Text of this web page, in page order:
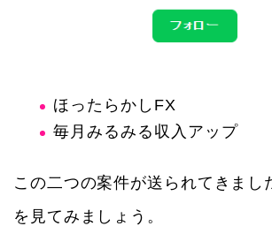
ほったらかしFX
毎月みるみる収入アップ
この二つの案件が送られてきまし
を見てみましょう。